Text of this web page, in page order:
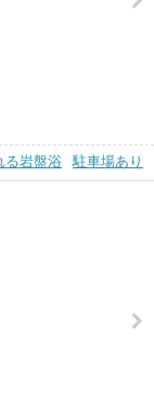
る岩盤浴 駐車場あり